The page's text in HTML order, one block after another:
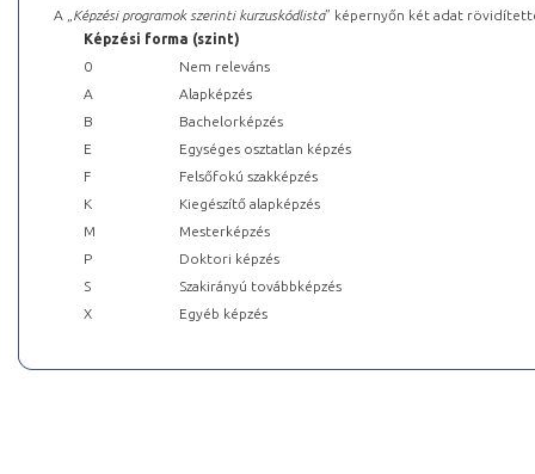
A „ Képzési programok szerinti kurzuskódlista” képernyőn két adat
Képzési forma (szint)
0
Nem releváns
A
Alapképzés
B
Bachelorképzés
E
Egységes osztatlan képzés
F
Felsőfokú szakképzés
K
Kiegészítő alapképzés
M
Mesterképzés
P
Doktori képzés
S
Szakirányú továbbképzés
X
Egyéb képzés